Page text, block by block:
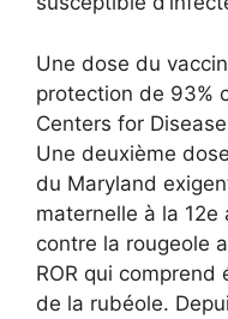
Une dose du
protection de 93%
Centers for
Une deuxième
du Maryland
maternelle à la 12e
contre la rougeole
ROR qui
de la rubéole.